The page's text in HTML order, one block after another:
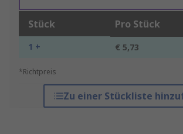
Stück Pro Stück
1 + € 5,73
*Richtpreis
Zu einer Stückliste